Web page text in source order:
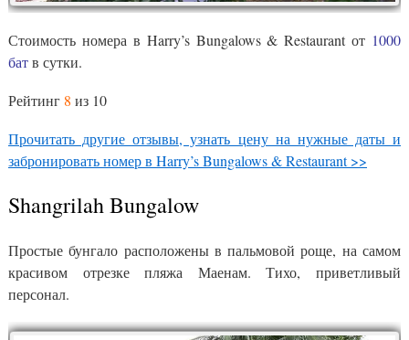
Стоимость номера в Harry’s Bungalows & Restaurant от 1000
батв сутки.
Рейтинг 8 из 10
Прочитать другие отзывы, узнать цену на нужные даты и
забронировать номер в Harry’s Bungalows & Restaurant >>
Shangrilah Bungalow
Простые бунгало расположены в пальмовой роще, на самом
красивом отрезке пляжа Маенам. Тихо, приветливый
персонал.